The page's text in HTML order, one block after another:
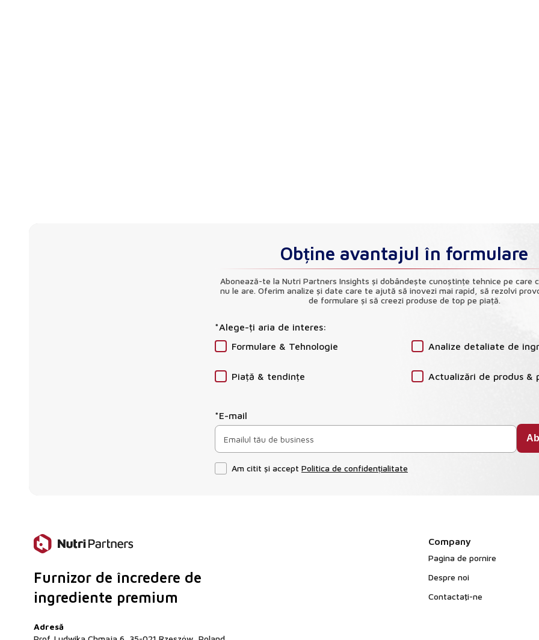
Obține avantajul în formulare
Abonează-te la Nutri Partners Insights și dobândește cunoștințe tehnice pe care
nu le are. Oferim analize și date care te ajută să inovezi mai rapid, să rezolvi
de formulare și să creezi produse de top pe piață.
*Alege-ți aria de interes:
Formulare & Tehnologie
Analize detaliate de
Piață & tendințe Actualizări de produs &
*E-mail
Am citit și accept Politica de confidențialitate
Furnizor de încredere de
ingrediente premium
Adresă
Company
Pagina de pornire
Despre noi
Contactaţi-ne